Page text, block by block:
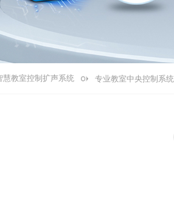
慧教室控制扩声系统 专业教室中央控制系统